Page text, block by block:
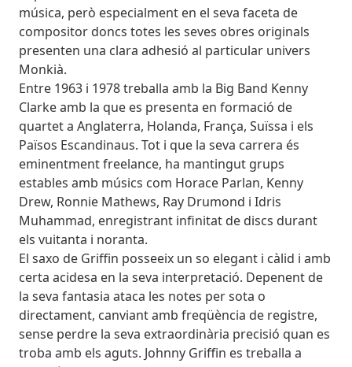
música, però especialment en el seva faceta de
compositor doncs totes les seves obres originals
presenten una clara adhesió al particular univers
Monkià.
Entre 1963 i 1978 treballa amb la Big Band Kenny
Clarke amb la que es presenta en formació de
quartet a Anglaterra, Holanda, França, Suïssa i els
Països Escandinaus. Tot i que la seva carrera és
eminentment freelance, ha mantingut grups
estables amb músics com Horace Parlan, Kenny
Drew, Ronnie Mathews, Ray Drumond i Idris
Muhammad, enregistrant infinitat de discs durant
els vuitanta i noranta.
El saxo de Griffin posseeix un so elegant i càlid i amb
certa acidesa en la seva interpretació. Depenent de
la seva fantasia ataca les notes per sota o
directament, canviant amb freqüència de registre,
sense perdre la seva extraordinària precisió quan es
troba amb els aguts. Johnny Griffin es treballa a